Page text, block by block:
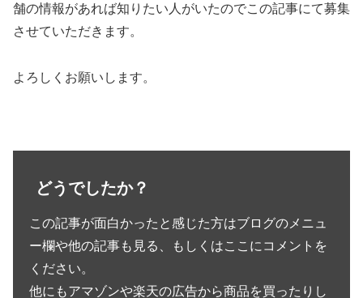
舗の情報があれば知りたい人がいたのでこの記事にて募集
させていただきます。
よろしくお願いします。
どうでしたか？
この記事が面白かったと感じた方はブログのメニュ
ー欄や他の記事も見る、もしくはここにコメントを
ください。
他にもアマゾンや楽天の広告から商品を買ったりし